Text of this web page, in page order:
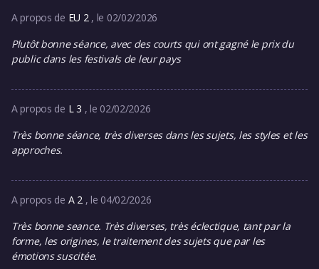
A propos de EU 2 , le 02/02/2026
Plutôt bonne séance, avec des courts qui ont gagné le prix du
public dans les festivals de leur pays
A propos de L 3 , le 02/02/2026
Très bonne séance, très diverses dans les sujets, les styles et les
approches.
A propos de A 2 , le 04/02/2026
Très bonne seance. Très diverses, très éclectique, tant par la
forme, les origines, le traitement des sujets que par les
émotions suscitée.